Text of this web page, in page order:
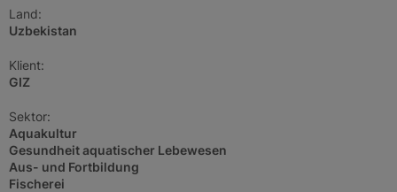
Land:
Uzbekistan
Klient:
GIZ
Sektor:
Aquakultur
Gesundheit aquatischer Lebewesen
Aus- und Fortbildung
Fischerei